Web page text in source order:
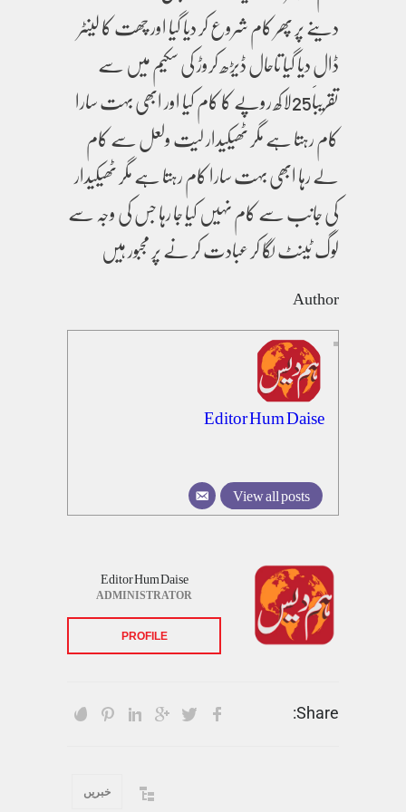
دینے پر پھر کام شروع کر دیا گیا اور چھت کا لینٹر
ڈال دیا گیا تاحال ڈیڑھ کروڑ کی سکیم میں سے
تقریباََ25لاکھ روپے کا کام کیا اور ابھی بہت سارا
کام رہتا ہے مگر ٹھیکیدار لیت ولعل سے کام
لے رہا ابھی بہت سارا کام رہتا ہے مگر ٹھیکیدار
کی جانب سے کام نہیں کیا جا رہا جس کی وجہ سے
لوگ ٹینٹ لگا کر عبادت کر نے پر مجبور ہیں
Author
Editor Hum Daise
View all posts
Editor Hum Daise
ADMINISTRATOR
PROFILE
Share:
خبریں